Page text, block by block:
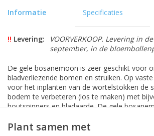
Informatie Specificaties
!! Levering:
VOORVERKOOP. Levering in
september, in de
De gele bosanemoon is zeer geschikt voor
bladverliezende bomen en struiken. Op
voor het inplanten van de wortelstokken de
bodem te verbeteren (los te maken) met
houtsnippers en bladaarde. De gele
Plant samen met